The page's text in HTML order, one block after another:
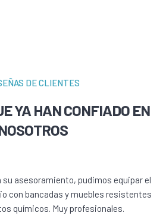
DE CLIENTES
YA HAN CONFIADO EN
su asesoramiento, pudimos equipar el
con bancadas y muebles resistentes
químicos. Muy profesionales.